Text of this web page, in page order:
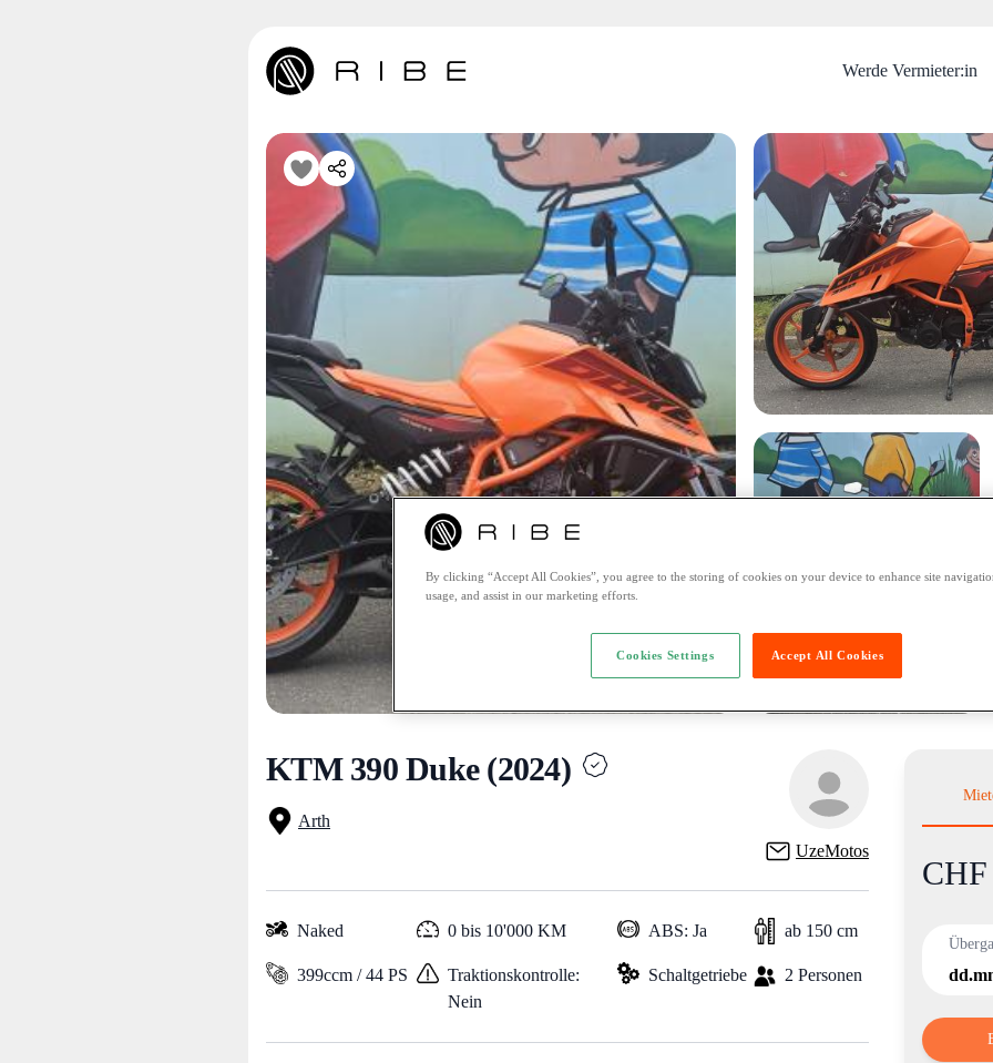
Werde Vermieter:in
KTM 390 Duke (2024)
Arth
UzeMotos
Product
Naked 0 bis 10'000 KM ABS: Ja ab 150 cm
399ccm / 44 PS
Traktionskontrolle:
Nein
Schaltgetriebe 2 Personen
By clicking “Accept All Cookies”, you agree to the storing of cookies on your device to enhance site
usage, and assist in our marketing efforts.
Accept All Cookies
Cookies Settings